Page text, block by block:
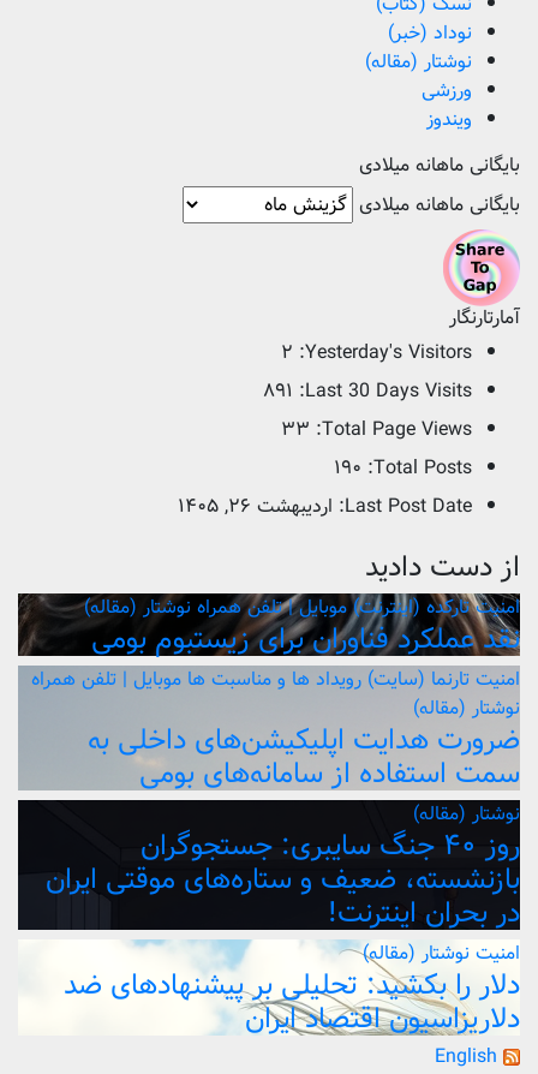
نوداد (خبر)
نوشتار (مقاله)
ورزشی
ویندوز
بایگانی ماهانه میلادی
بایگانی ماهانه میلادی
آمارتارنگار
Yesterday's Visitors: ۲
Last 30 Days Visits: ۸۹۱
Total Page Views: ۳۳
Total Posts: ۱۹۰
Last Post Date: اردیبهشت ۲۶, ۱۴۰۵
از دست دادید
امنیتتارکده (اینترنت)موبایل | تلفن همراه نوشتار (مقاله)
نقد عملکرد فناوران برای زیستبوم بومی
امنیتتارنما (سایت) رویداد ها و مناسبت ها موبایل | تلفن همراه
نوشتار (مقاله)
ضرورت هدایت اپلیکیشن‌های داخلی به
سمت استفاده از سامانه‌های بومی
نوشتار (مقاله)
روز ۴۰ جنگ سایبری: جستجوگران
بازنشسته، ضعیف و ستاره‌های موقتی ایران
در بحران اینترنت!
امنیت نوشتار (مقاله)
دلار را بکشید: تحلیلی بر پیشنهادهای ضد
دلاریزاسیون اقتصاد ایران
English